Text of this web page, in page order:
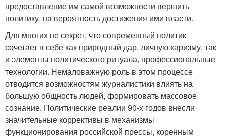
предоставление им самой возможности вершить
политику, на вероятность достижения ими власти.
Для многих не секрет, что современный политик
сочетает в себе как природный дар, личную харизму, так
и элементы политического ритуала, профессиональные
технологии. Немаловажную роль в этом процессе
отводится возможностям журналистики влиять на
большую общность людей, формировать массовое
сознание. Политические реалии 90-х годов внесли
значительные коррективы в механизмы
функционирования российской прессы, коренным